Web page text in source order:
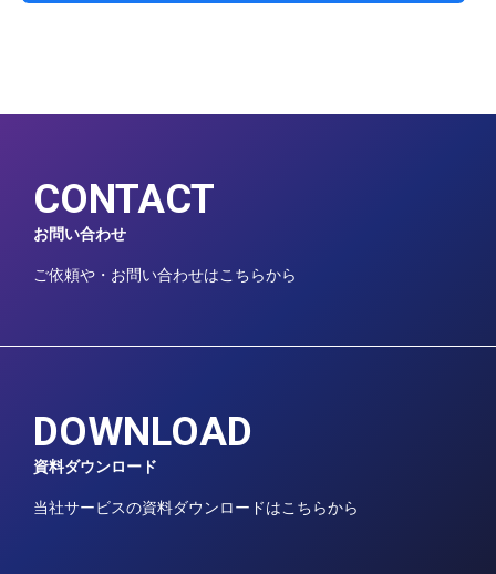
CONTACT
お問い合わせ
ご依頼や・お問い合わせはこちらから
DOWNLOAD
資料ダウンロード
当社サービスの資料ダウンロードはこちらから